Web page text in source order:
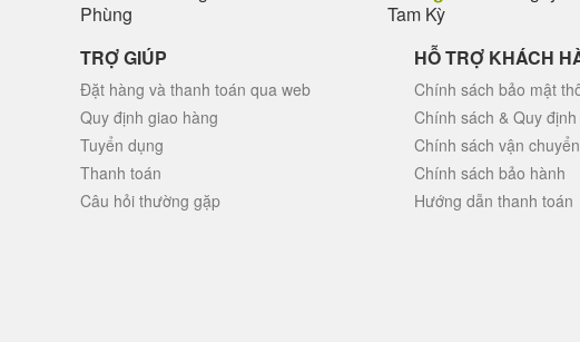
Phùng
Tam Kỳ
TRỢ GIÚP
Đặt hàng và thanh toán qua web
Quy định giao hàng
Tuyển dụng
Thanh toán
Câu hỏi thường gặp
HỖ TRỢ KHÁCH
Chính sách bảo mật
Chính sách & Quy
Chính sách vận chuyển
Chính sách bảo hành
Hướng dẫn thanh toán